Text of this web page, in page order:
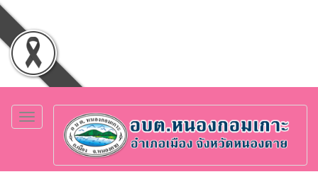
Toggle
navigation